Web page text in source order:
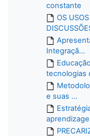
constante
OS
Integraçã...
tecnologias
e suas ...